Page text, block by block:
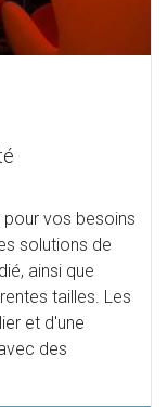
vos besoins
solutions de
ainsi que
tailles. Les
et d'une
des